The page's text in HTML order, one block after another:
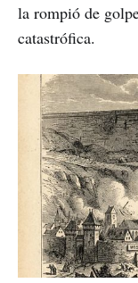
la rompió de
catastrófica.